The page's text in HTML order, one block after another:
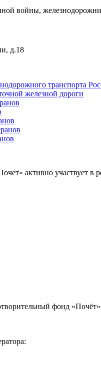
войны,
д.18
транспорта
железной дороги
активно участвует
фонд «Почёт»